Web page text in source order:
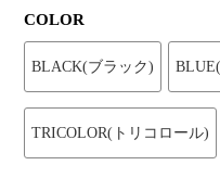
COLOR
BLACK(ブラック)
TRICOLOR(トリコロール)